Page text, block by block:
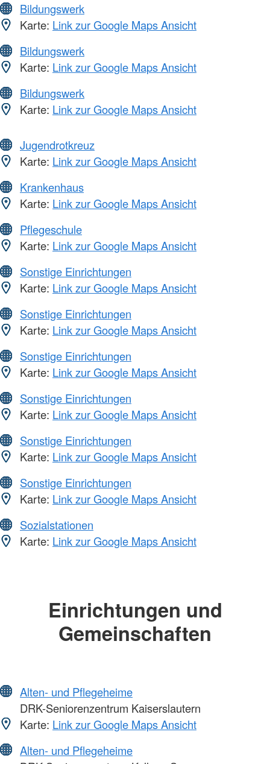
Bildungswerk
Karte: Link zur Google Maps Ansicht
Bildungswerk
Karte: Link zur Google Maps Ansicht
Bildungswerk
Karte: Link zur Google Maps Ansicht
Jugendrotkreuz
Karte: Link zur Google Maps Ansicht
Krankenhaus
Karte: Link zur Google Maps Ansicht
Pflegeschule
Karte: Link zur Google Maps Ansicht
Sonstige Einrichtungen
Karte: Link zur Google Maps Ansicht
Sonstige Einrichtungen
Karte: Link zur Google Maps Ansicht
Sonstige Einrichtungen
Karte: Link zur Google Maps Ansicht
Sonstige Einrichtungen
Karte: Link zur Google Maps Ansicht
Sonstige Einrichtungen
Karte: Link zur Google Maps Ansicht
Sonstige Einrichtungen
Karte: Link zur Google Maps Ansicht
Sozialstationen
Karte: Link zur Google Maps Ansicht
Einrichtungen und
Gemeinschaften
Alten- und Pflegeheime
DRK-Seniorenzentrum Kaiserslautern
Karte: Link zur Google Maps Ansicht
Alten- und Pflegeheime